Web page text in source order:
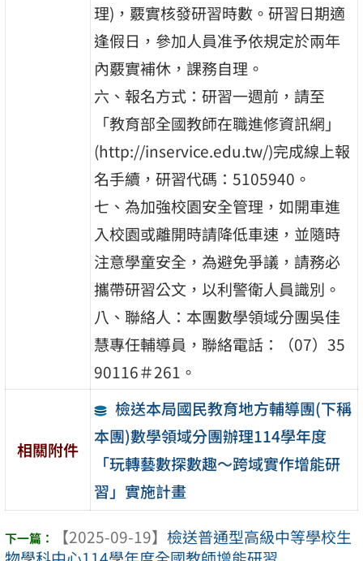
理)，覈實核發研習時數。研習日期適
逢假日，參加人員准予依規定於兩年
內覈實補休，課務自理。
六、報名方式：研習一週前，請至
「教育部全國教師在職進修資訊網」
(http://inservice.edu.tw/)完成線上報
名手續，研習代碼：5105940。
七、為加強校園安全管理，如開車進
入校園或離開時請降低車速，並隨時
注意學童安全，為避免爭議，請務必
攜帶研習公文，以利警衛人員識別。
八、聯絡人：本團數學領域分團吳佳
慧專任輔導員，聯絡電話：（07）35
90116＃261。
相關附件
檢送本局國民教育地方輔導團(下稱
本團)數學領域分團辦理114學年度
「玩轉藝數探數趣～跨域實作增能研
習」實施計畫
【2025-09-19】 檢送普通型高級中等學校生